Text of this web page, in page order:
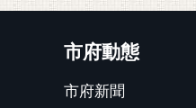
市府動態
市府新聞